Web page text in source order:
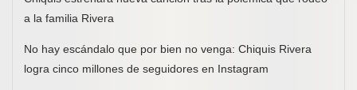
a la familia Rivera
No hay escándalo que por bien no venga: Chiquis Rivera
logra cinco millones de seguidores en Instagram